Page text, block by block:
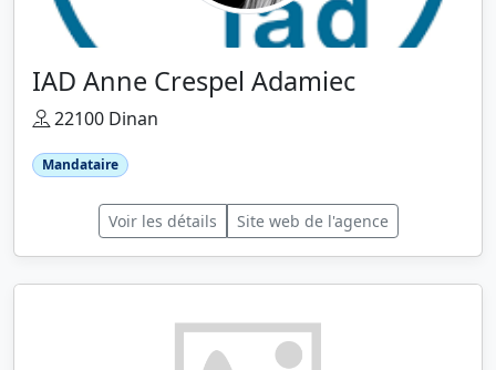
IAD Anne Crespel Adamiec
22100 Dinan
Mandataire
Voir les détails Site web de l'agence